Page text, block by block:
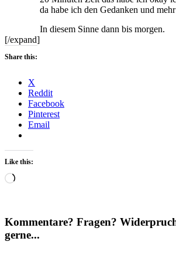
da habe ich den Gedanken und
In diesem Sinne dann bis morgen.
[/expand]
Share this:
X
Reddit
Facebook
Pinterest
Email
Like this:
Loading…
Kommentare? Fragen?
gerne...